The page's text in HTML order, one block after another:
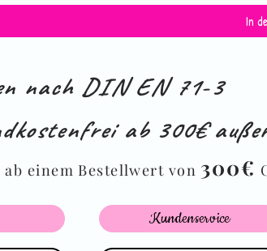
In
nach DIN EN 71-3
ab 300€
ab einem Bestellwert von 300€
Kundenservice